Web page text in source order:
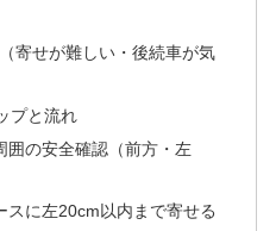
寄せが難しい・後続車が気
プと流れ
囲の安全確認（前方・左
スに左20cm以内まで寄せる